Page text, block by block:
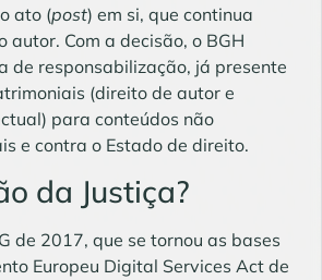
ato (post) em si, que continua
autor. Com a decisão, o BGH
de responsabilização, já presente
(direito de autor e
para conteúdos não
e contra o Estado de direito.
da Justiça?
de 2017, que se tornou as bases
Europeu Digital Services Act de